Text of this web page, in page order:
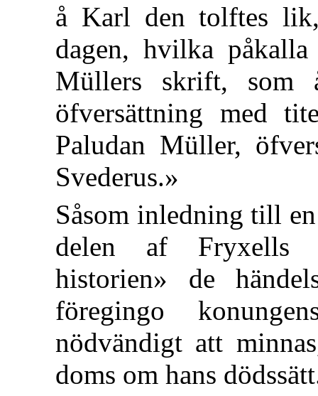
å Karl den tolftes
dagen, hvilka
Müllers skrift, som
öfversättning med
Paludan Müller,
Svederus.»
Såsom inledning till
delen af Fryxells
historien» de
föregingo
nödvändigt att
doms om hans